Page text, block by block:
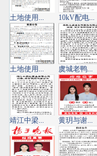
土地使用... 10kV配电...
土地使用... 虞城老鸭...
靖江中梁... 黄玥与谢...